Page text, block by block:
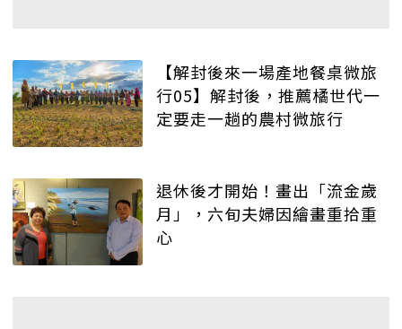
【解封後來一場產地餐桌微旅
行05】解封後，推薦橘世代一
定要走一趟的農村微旅行
退休後才開始！畫出「流金歲
月」，六旬夫婦因繪畫重拾重
心